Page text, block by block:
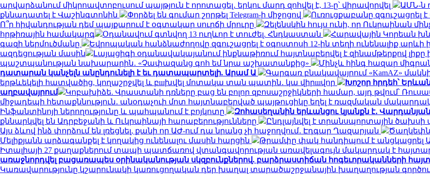
արվարձանում միկրոավտոբուսում պայթյուն է որոտացել․ երկու մարդ զոհվել է, 13-ը՝ վիրավորվել
ԱՄՆ-ն
քննադատել է Վաշինգտոնին
Փորձել են գումար շորթել Telegram-ի միջոցով
Ուռուցքաբանը զգուշացրել
Ո՞ր հիվանդության դեմ պայքարում է օգտակար սուրճի մրուրը
Զելենսկին հույս ունի, որ Ուկրաինան
հրթիռային համակարգ
Օդանավում գտնվող 13 ուղևոր է տուժել. Հնդկաստան
Հարավային Կորեան
գազի ներմուծմանը
Եվրոպական հանձնաժողովը զգուշացրել է օգոստոսի 12-ին տեղի ունենալիք
ազդեցության մասին
Լայպցիգի օդանավակայանում ինքնաթիռում հայտնաբերվել է զինամթերքով լիքը
պաշտպանության նախարարին․ «Չափազանց գոհ եմ նրա աշխատանքից»
Մինչև հինգ հազար
դատարան կանչելն անընդունելի է եւ դատապարտելի. Արամ Ա
Գարգառ բնակավայրում «KamAZ»
երթևեկելի հատվածից, կողաշրջվել և բшխվել մոտակա տան պատին․ կա վիրшվոր
Խոշոր հրդեհ՝
աղբավայրում
Կոբախիձե. Վրաստանի դռները բաց են բոլոր զբոսաշրջիկների համար, այդ թվում՝
միջադեպի հետաքննություն․ անօդաչուի մոտ հայտնաբերված պայթուցիկը եղել է ռազմական
Ինֆանտինոյի ներողությունը և պահպանում է բոյկոտը
Զոհասեղանին երևանցու կյանքն է․
քննարկվել են Ադրբեջանի և Ուկրաինայի հարաբերությունները
Ընդլայնվել է տրանսպորտային
Այս ձևով ինձ փորձում են լռեցնել, քանի որ ԱԺ-ում դա նրանց չի հաջողվում․ Էդգար Ղազարյան
Մելիքյանն արձագանքել է կողակից ունենալու մասին հարցին
Թրամփը փակ հանդիպում է անցկացրել
Իտալիայի 27 քաղաքներում տապի պատճառով վտանգավորության առավելագույն մակարդակ է
առաջնորդվել բացառապես օրինականության սկզբունքներով. բարձրաստիճան հոգեւորականների
Կառավարությունը կշարունակի կառուցողական դեր խաղալ տարածաշրջանային խաղաղության